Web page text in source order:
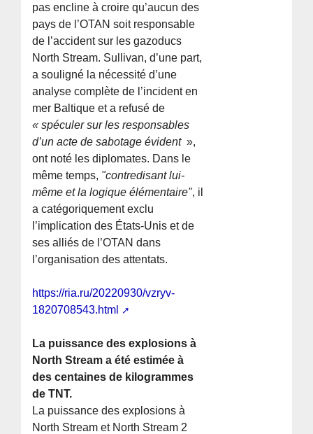
pas encline à croire qu’aucun des
pays de l’OTAN soit responsable
de l’accident sur les gazoducs
North Stream. Sullivan, d’une part,
a souligné la nécessité d’une
analyse complète de l’incident en
mer Baltique et a refusé de
« spéculer sur les responsables
d’un acte de sabotage évident »,
ont noté les diplomates. Dans le
même temps, "contredisant lui-
même et la logique élémentaire", il
a catégoriquement exclu
l’implication des États-Unis et de
ses alliés de l’OTAN dans
l’organisation des attentats.
https://ria.ru/20220930/vzryv-
1820708543.html
La puissance des explosions à
North Stream a été estimée à
des centaines de kilogrammes
de TNT.
La puissance des explosions à
North Stream et North Stream 2